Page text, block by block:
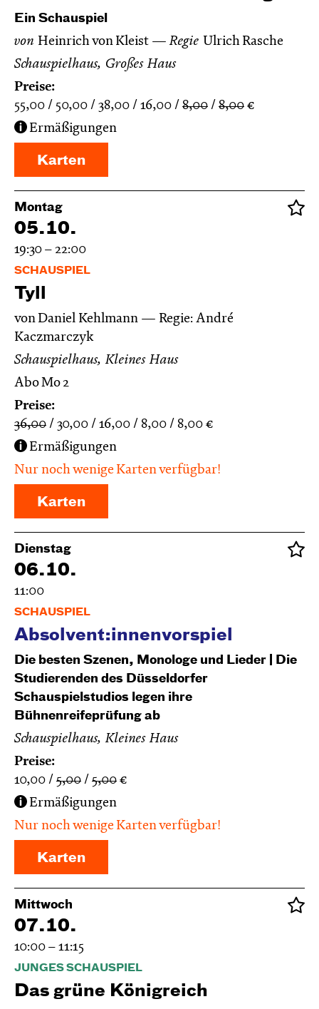
Ein Schauspiel
von Heinrich von Kleist Regie Ulrich Rasche
Schauspielhaus, Großes Haus
Preise:
55,00
50,00 38,00 16,00 8,00 8,00 €
Ermäßigungen
Karten
Montag
05.10.
19:30 – 22:00
SCHAUSPIEL
Tyll
von Daniel Kehlmann
Regie: André
Kaczmarczyk
Schauspielhaus, Kleines Haus
Abo Mo 2
Preise:
36,00
30,00 16,00 8,00 8,00 €
Ermäßigungen
Nur noch wenige Karten verfügbar!
Karten
Dienstag
06.10.
11:00
SCHAUSPIEL
Absolvent:innenvorspiel
Die besten Szenen, Monologe und Lieder | Die
Studierenden des Düsseldorfer
Schauspielstudios legen ihre
Bühnenreifeprüfung ab
Schauspielhaus, Kleines Haus
Preise:
10,00
5,00 5,00 €
Ermäßigungen
Nur noch wenige Karten verfügbar!
Karten
Mittwoch
07.10.
10:00 – 11:15
JUNGES SCHAUSPIEL
Das grüne König­reich